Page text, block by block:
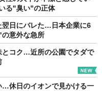
る"臭い"の正体
翌日にバレた…日本企業に6
意外な急所
とコク…近所の公園でタダで
…休日のイオンで見かける一